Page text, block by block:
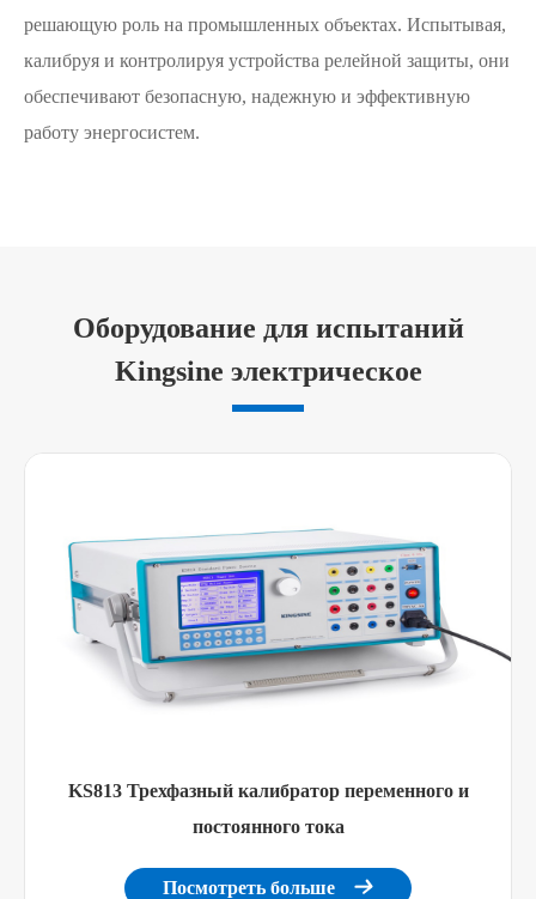
решающую роль на промышленных объектах. Испытывая,
калибруя и контролируя устройства релейной защиты, они
обеспечивают безопасную, надежную и эффективную
работу энергосистем.
Оборудование для испытаний
Kingsine электрическое
KS813 Трехфазный калибратор переменного и
постоянного тока
Посмотреть больше 